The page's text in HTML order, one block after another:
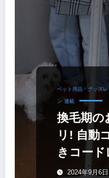
ペット用品・グッズレ
ン 連載
換毛期の
リ! 自動
きコー
掃除機〜
2024年9月6日